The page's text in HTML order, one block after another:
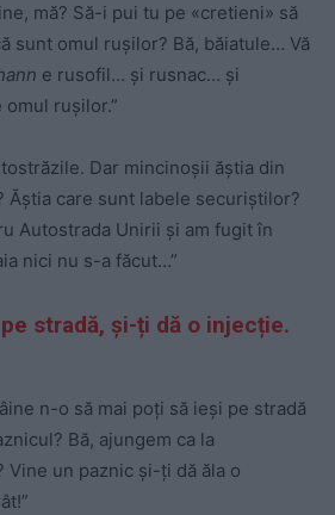
mă? Să-i pui tu pe «cretieni» să
sunt omul rușilor? Bă, băiatule… Vă
e rusofil… și rusnac… și
rușilor.”
Dar mincinoșii ăștia din
Ăștia care sunt labele securiștilor?
Autostrada Unirii și am fugit în
nici nu s-a făcut…”
stradă, și-ți dă o injecție.
n-o să mai poți să ieși pe stradă
Bă, ajungem ca la
Vine un paznic și-ți dă ăla o